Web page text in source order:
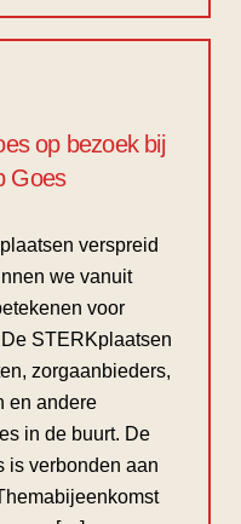
op bezoek bij
Goes
verspreid
we vanuit
voor
STERKplaatsen
zorgaanbieders,
en andere
in de buurt. De
is verbonden aan